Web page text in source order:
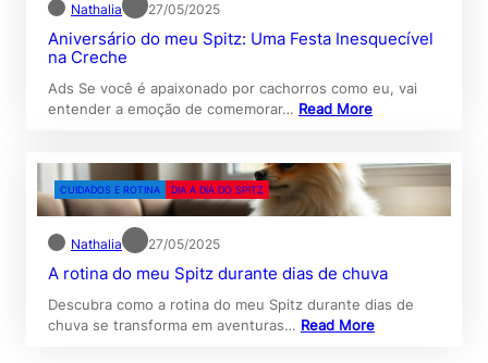
Nathalia 27/05/2025
Aniversário do meu Spitz: Uma Festa Inesquecível
na Creche
Ads Se você é apaixonado por cachorros como eu, vai
entender a emoção de comemorar… Read More
CUIDADOS E ROTINA DIA A DIA DO SPITZ
Nathalia 27/05/2025
A rotina do meu Spitz durante dias de chuva
Descubra como a rotina do meu Spitz durante dias de
chuva se transforma em aventuras… Read More